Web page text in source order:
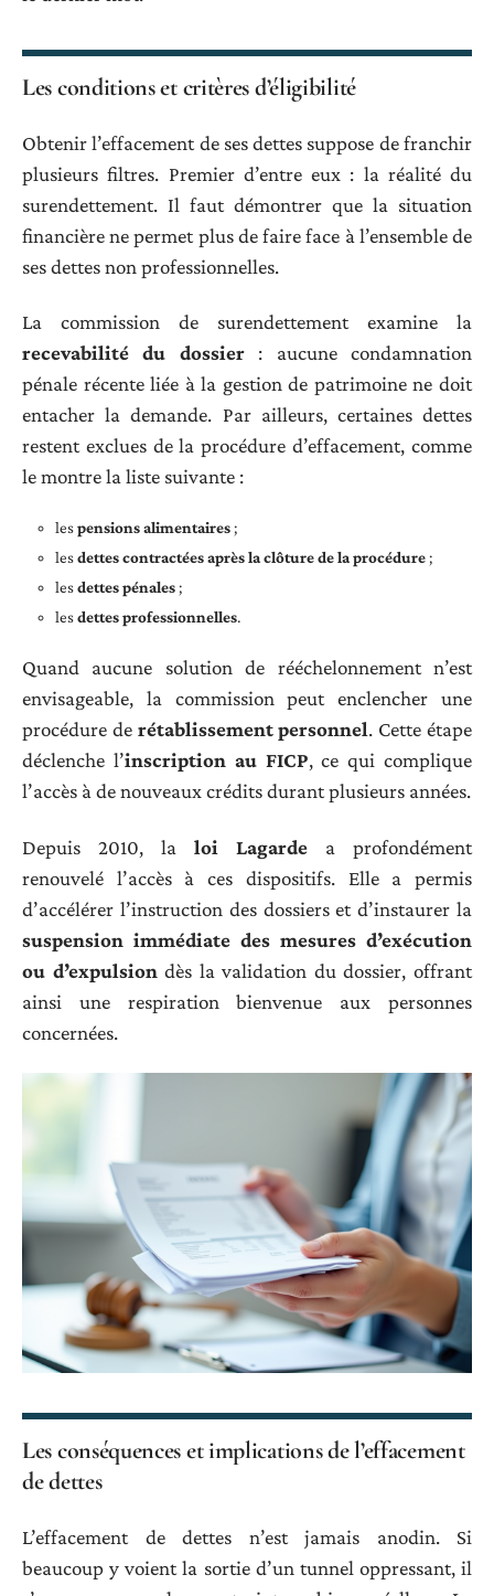
Les conditions et critères d’éligibilité
Obtenir l’effacement de ses dettes suppose de franchir
plusieurs filtres. Premier d’entre eux : la réalité du
surendettement. Il faut démontrer que la situation
financière ne permet plus de faire face à l’ensemble de
ses dettes non professionnelles.
La commission de surendettement examine la
recevabilité du dossier: aucune condamnation
pénale récente liée à la gestion de patrimoine ne doit
entacher la demande. Par ailleurs, certaines dettes
restent exclues de la procédure d’effacement, comme
le montre la liste suivante :
lespensions alimentaires;
lesdettes contractées après la clôture de la procédure;
lesdettes pénales;
lesdettes professionnelles.
Quand aucune solution de rééchelonnement n’est
envisageable, la commission peut enclencher une
procédure de rétablissement personnel. Cette étape
déclenche l’inscription au FICP, ce qui complique
l’accès à de nouveaux crédits durant plusieurs années.
Depuis 2010, la loi Lagarde a profondément
renouvelé l’accès à ces dispositifs. Elle a permis
d’accélérer l’instruction des dossiers et d’instaurer la
suspension immédiate des mesures d’exécution
ou d’expulsion dès la validation du dossier, offrant
ainsi une respiration bienvenue aux personnes
concernées.
Les conséquences et implications de l’effacement
de dettes
L’effacement de dettes n’est jamais anodin. Si
beaucoup y voient la sortie d’un tunnel oppressant, il